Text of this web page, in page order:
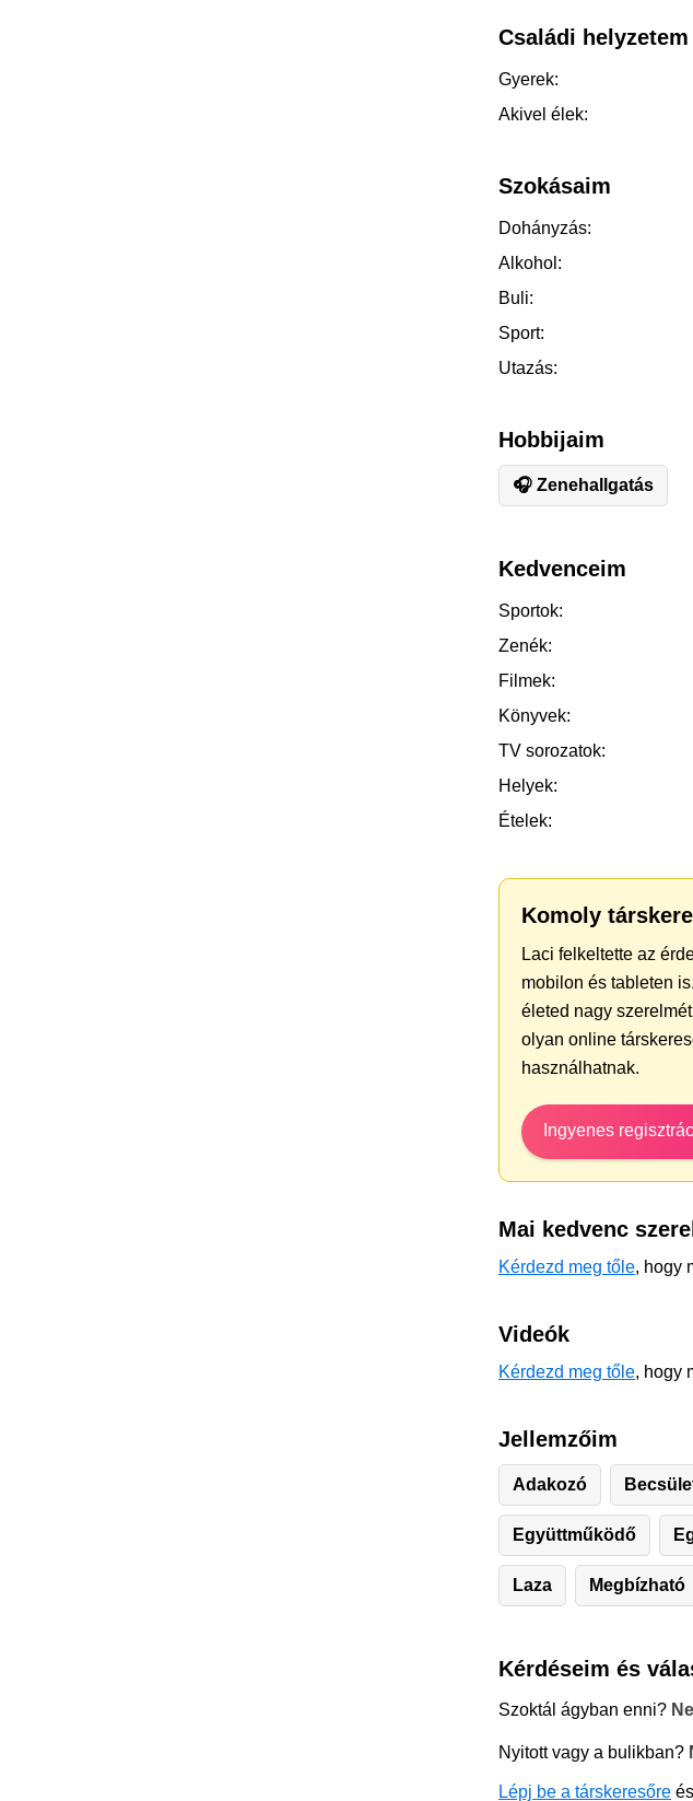
Családi helyzetem
Gyerek:
Akivel élek:
Szokásaim
Dohányzás:
Alkohol:
Buli:
Sport:
Utazás:
Hobbijaim
🎧 Zenehallgatás
Kedvenceim
Sportok:
Zenék:
Filmek:
Könyvek:
TV sorozatok:
Helyek:
Ételek:
Komoly
Laci felkeltette az
mobilon és tableten
életed nagy
olyan online
használhatnak.
Ingyenes
Mai kedvenc
Kérdezd meg tőle, hogy
Videók
Kérdezd meg tőle, hogy
Jellemzőim
Adakozó
Együttműködő
Laza Megbízható
Kérdéseim és
Szoktál ágyban enni?
Nyitott vagy a bulikban?
Lépj be a társkeresőre